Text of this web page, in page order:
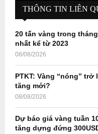
f
r
THÔNG TIN LIÊN
20 tấn vàng trong
nhất kể từ 2023
08/08/2026
PTKT: Vàng “nóng”
tăng mới?
08/08/2026
Dự báo giá vàng tuần
tăng dựng đứng